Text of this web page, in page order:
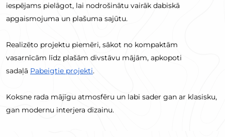
iespējams pielāgot, lai nodrošinātu vairāk dabiskā
apgaismojuma un plašuma sajūtu.
Realizēto projektu piemēri, sākot no kompaktām
vasarnīcām līdz plašām divstāvu mājām, apkopoti
sadaļā Pabeigtie projekti.
Koksne rada mājīgu atmosfēru un labi sader gan ar klasisku,
gan modernu interjera dizainu.